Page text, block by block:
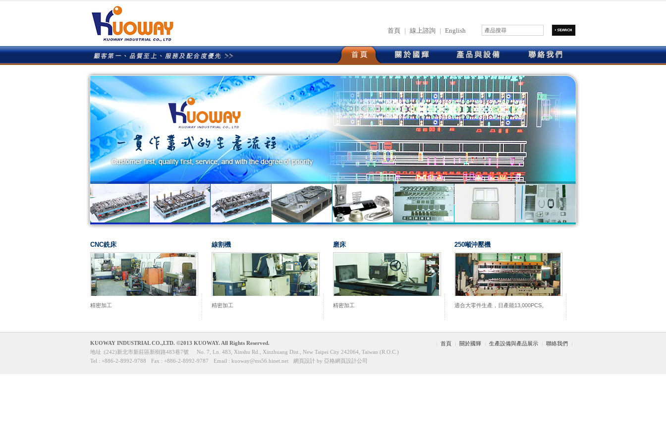
首頁 | 線上諮詢 | English
CNC銑床
精密加工
線割機
精密加工
磨床
精密加工
250噸沖壓機
適合大零件生產，日產能13,000PCS。
首頁 關於國輝 生產設備與產品展示 聯絡我們
KUOWAY INDUSTRIAL CO.,LTD. ©2013 KUOWAY. All Rights Reserved.
地址 :(242)新北市新莊區新樹路483巷7號
No. 7, Ln. 483, Xinshu Rd., Xinzhuang Dist., New Taipei City 242064, Taiwan (R.O.C.)
Tel : +886-2-8992-9788
Fax : +886-2-8992-9787 Email : kuoway@ms56.hinet.net 網頁設計 by 亞格網頁設計公司